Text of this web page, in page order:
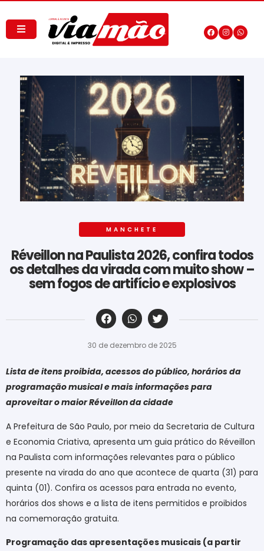
MANCHETE
Réveillon na Paulista 2026, confira todos
os detalhes da virada com muito show –
sem fogos de artifício e explosivos
‎ ‎ ‎ ‎ ‎ ‎ ‎ ‎ ‎ ‎ ‎ ‎ ‎ ‎ ‎ ‎ ‎ ‎ ‎ ‎ ‎ ‎ ‎ ‎ ‎ ‎ ‎ ‎ ‎ ‎ ‎
30 de dezembro de 2025
Lista de itens proibida, acessos do público, horários da
programação musical e mais informações para
aproveitar o maior Réveillon da cidade
A Prefeitura de São Paulo, por meio da Secretaria de Cultura
e Economia Criativa, apresenta um guia prático do Réveillon
na Paulista com informações relevantes para o público
presente na virada do ano que acontece de quarta (31) para
quinta (01). Confira os acessos para entrada no evento,
horários dos shows e a lista de itens permitidos e proibidos
na comemoração gratuita.
Programação das apresentações musicais (a partir